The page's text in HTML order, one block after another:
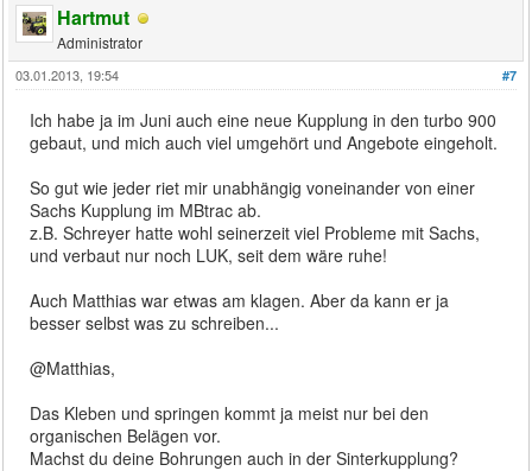
Hartmut
Administrator
#7
03.01.2013, 19:54
Ich habe ja im Juni auch eine neue Kupplung in den turbo 900
gebaut, und mich auch viel umgehört und Angebote eingeholt.
So gut wie jeder riet mir unabhängig voneinander von einer
Sachs Kupplung im MBtrac ab.
z.B. Schreyer hatte wohl seinerzeit viel Probleme mit Sachs,
und verbaut nur noch LUK, seit dem wäre ruhe!
Auch Matthias war etwas am klagen. Aber da kann er ja
besser selbst was zu schreiben...
@Matthias,
Das Kleben und springen kommt ja meist nur bei den
organischen Belägen vor.
Machst du deine Bohrungen auch in der Sinterkupplung?